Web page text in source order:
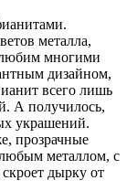
металла,
многими
дизайном,
всего лишь
А получилось,
украшений.
прозрачные
металлом, с
дырку от